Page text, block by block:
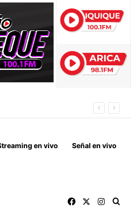
FIESTA DE SAN LORENZO
en vivo Señal en vivo
Facebook